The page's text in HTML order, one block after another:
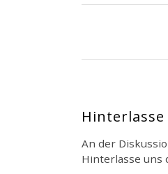
An der
Hinterlasse uns